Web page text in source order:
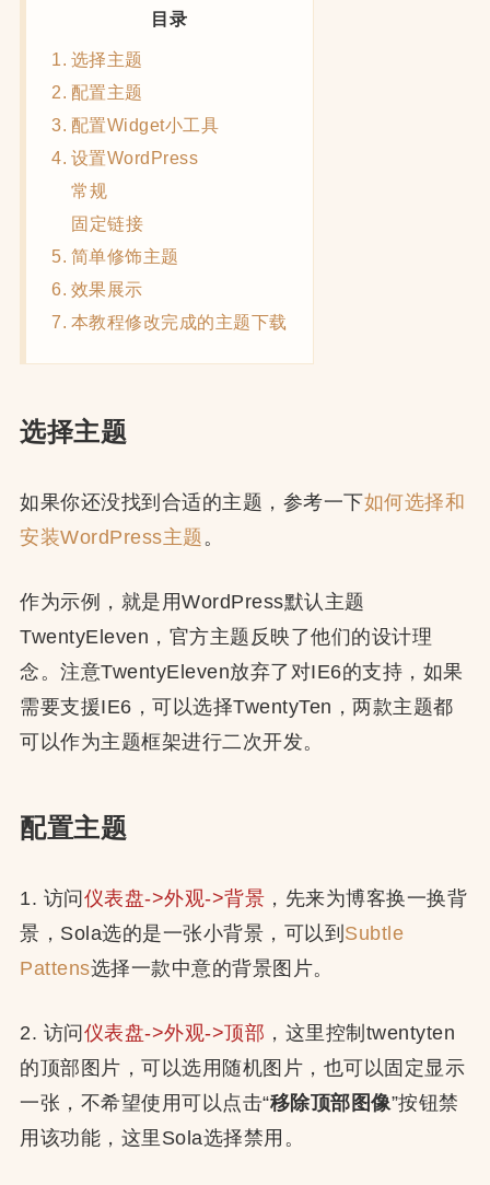
目录
选择主题
配置主题
配置Widget小工具
设置WordPress
常规
固定链接
简单修饰主题
效果展示
本教程修改完成的主题下载
选择主题
如果你还没找到合适的主题，参考一下如何选择和
安装WordPress主题。
作为示例，就是用WordPress默认主题
TwentyEleven，官方主题反映了他们的设计理
念。注意TwentyEleven放弃了对IE6的支持，如果
需要支援IE6，可以选择TwentyTen，两款主题都
可以作为主题框架进行二次开发。
配置主题
1. 访问仪表盘->外观->背景 ，先来为博客换一换背
景，Sola选的是一张小背景，可以到 Subtle
Pattens选择一款中意的背景图片。
2. 访问仪表盘->外观->顶部 ，这里控制twentyten
的顶部图片，可以选用随机图片，也可以固定显示
一张，不希望使用可以点击“移除顶部图像”按钮禁
用该功能，这里Sola选择禁用。